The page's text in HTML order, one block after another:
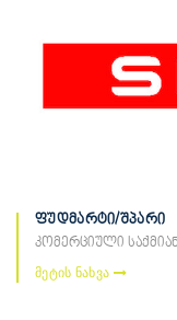
ფუდმარტი/შპარი
კომერციული
მეტის ნახვა